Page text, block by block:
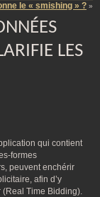
le « smishing » ? »
LES
qui contient
formes
peuvent enchérir
afin d’y
(Real Time Bidding).